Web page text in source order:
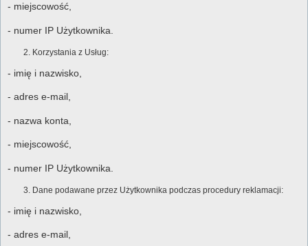
- miejscowość,
- numer IP Użytkownika.
Korzystania z Usług:
- imię i nazwisko,
- adres e-mail,
- nazwa konta,
- miejscowość,
- numer IP Użytkownika.
Dane podawane przez Użytkownika podczas procedury reklamacji:
- imię i nazwisko,
- adres e-mail,